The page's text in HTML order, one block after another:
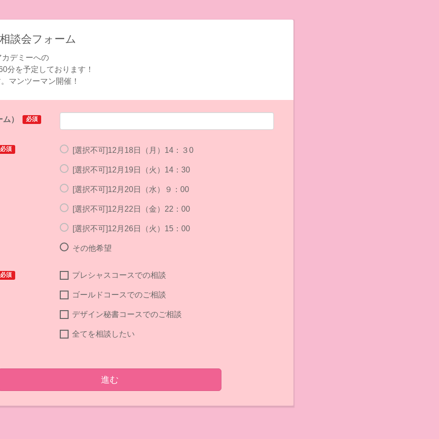
談会フォーム
デミーへの
分を予定しております！
マンツーマン開催！
） 必須
必須 [選択不可]12月18日（月）14：３0
[選択不可]12月19日（火）14：30
[選択不可]12月20日（水）９：00
[選択不可]12月22日（金）22：00
[選択不可]12月26日（火）15：00
その他希望
必須 プレシャスコースでの相談
ゴールドコースでのご相談
デザイン秘書コースでのご相談
全てを相談したい
進む